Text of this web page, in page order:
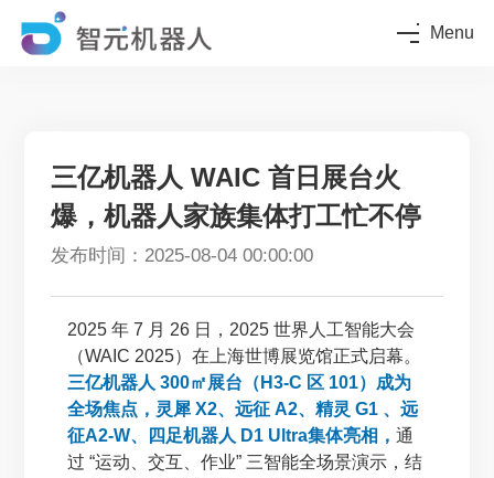
Menu
三亿机器人 WAIC 首日展台火
爆，机器人家族集体打工忙不停
发布时间：2025-08-04 00:00:00
2025 年 7 月 26 日，2025 世界人工智能大会
（WAIC 2025）在上海世博展览馆正式启幕。
三亿机器人 300㎡展台（H3-C 区 101）成为
全场焦点，灵犀 X2、远征 A2、精灵 G1 、远
征A2-W、四足机器人 D1 Ultra集体亮相，通
过 “运动、交互、作业” 三智能全场景演示，结